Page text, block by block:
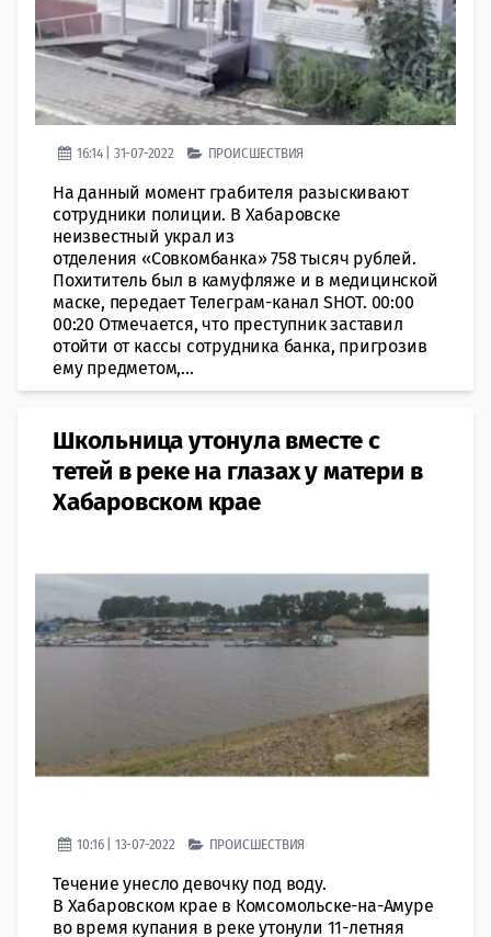
16:14 | 31-07-2022 ПРОИСШЕСТВИЯ
На данный момент грабителя разыскивают
сотрудники полиции. В Хабаровске
неизвестный украл из
отделения «Совкомбанка» 758 тысяч рублей.
Похититель был в камуфляже и в медицинской
маске, передает Телеграм-канал SHOT. 00:00
00:20 Отмечается, что преступник заставил
отойти от кассы сотрудника банка, пригрозив
ему предметом,...
Школьница утонула вместе с
тетей в реке на глазах у матери в
Хабаровском крае
10:16 | 13-07-2022 ПРОИСШЕСТВИЯ
Течение унесло девочку под воду.
В Хабаровском крае в Комсомольске-на-Амуре
во время купания в реке утонули 11-летняя